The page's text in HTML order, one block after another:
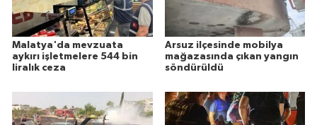
Malatya'da mevzuata
aykırı işletmelere 544 bin
liralık ceza
Arsuz ilçesinde mobilya
mağazasında çıkan yangın
söndürüldü